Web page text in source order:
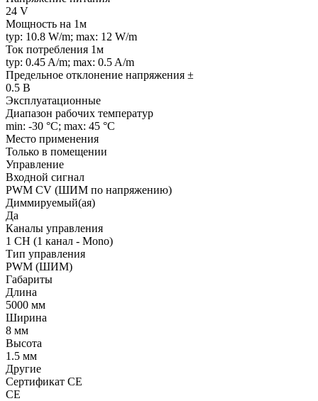
24 V
Мощность на 1м
typ: 10.8 W/m; max: 12 W/m
Ток потребления 1м
typ: 0.45 A/m; max: 0.5 A/m
Предельное отклонение напряжения ±
0.5 В
Эксплуатационные
Диапазон рабочих температур
min: -30 °C; max: 45 °C
Место применения
Только в помещении
Управление
Входной сигнал
PWM СV (ШИМ по напряжению)
Диммируемый(ая)
Да
Каналы управления
1 CH (1 канал - Mono)
Тип управления
PWM (ШИМ)
Габариты
Длина
5000 мм
Ширина
8 мм
Высота
1.5 мм
Другие
Сертификат CE
CE